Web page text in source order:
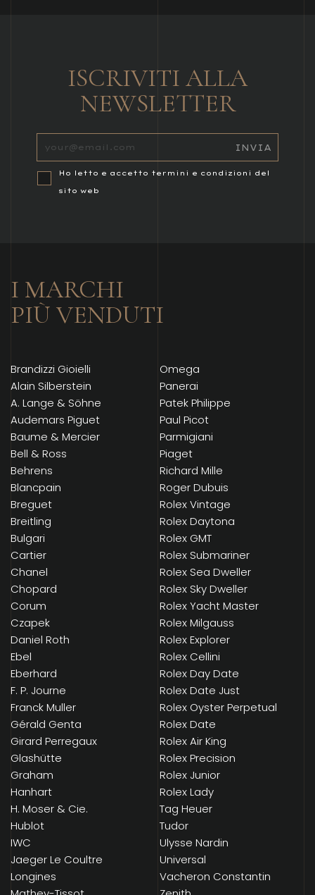
ISCRIVITI ALLA
NEWSLETTER
Ho letto e accetto termini e condizioni del
sito web
I MARCHI
PIÙ VENDUTI
Brandizzi Gioielli
Alain Silberstein
A. Lange & Söhne
Audemars Piguet
Baume & Mercier
Bell & Ross
Behrens
Blancpain
Breguet
Breitling
Bulgari
Cartier
Chanel
Chopard
Corum
Czapek
Daniel Roth
Ebel
Eberhard
F. P. Journe
Franck Muller
Gérald Genta
Girard Perregaux
Glashütte
Graham
Hanhart
H. Moser & Cie.
Hublot
IWC
Jaeger Le Coultre
Longines
Omega
Panerai
Patek Philippe
Paul Picot
Parmigiani
Piaget
Richard Mille
Roger Dubuis
Rolex Vintage
Rolex Daytona
Rolex GMT
Rolex Submariner
Rolex Sea Dweller
Rolex Sky Dweller
Rolex Yacht Master
Rolex Milgauss
Rolex Explorer
Rolex Cellini
Rolex Day Date
Rolex Date Just
Rolex Oyster Perpetual
Rolex Date
Rolex Air King
Rolex Precision
Rolex Junior
Rolex Lady
Tag Heuer
Tudor
Ulysse Nardin
Universal
Vacheron Constantin